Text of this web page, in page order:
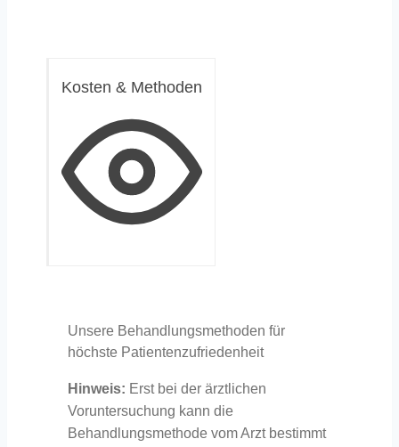
Kosten & Methoden
Unsere Behandlungsmethoden für
höchste Patientenzufriedenheit
Hinweis: Erst bei der ärztlichen
Voruntersuchung kann die
Behandlungsmethode vom Arzt bestimmt